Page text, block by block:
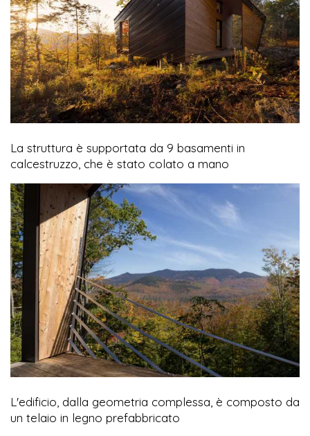
La struttura è supportata da 9 basamenti in
calcestruzzo, che è stato colato a mano
L'edificio, dalla geometria complessa, è composto da
un telaio in legno prefabbricato